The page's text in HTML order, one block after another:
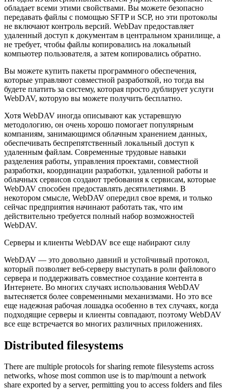
обладает всеми этими свойствами. Вы можете безопасно
передавать файлы с помощью SFTP и SCP, но эти протоколы
не включают контроль версий. WebDav предоставляет
удаленный доступ к документам в центральном хранилище, а
не требует, чтобы файлы копировались на локальный
компьютер пользователя, а затем копировались обратно.
Вы можете купить пакеты программного обеспечения,
которые управляют совместной разработкой, но тогда вы
будете платить за систему, которая просто дублирует услуги
WebDAV, которую вы можете получить бесплатно.
Хотя WebDAV иногда описывают как устаревшую
методологию, он очень хорошо помогает популярным
компаниям, занимающимся облачным хранением данных,
обеспечивать беспрепятственный локальный доступ к
удаленным файлам. Современные трудовые навыки
разделения работы, управления проектами, совместной
разработки, координации разработки, удаленной работы и
облачных сервисов создают требования к сервисам, которые
WebDAV способен предоставлять десятилетиями. В
некотором смысле, WebDAV опередил свое время, и только
сейчас предприятия начинают работать так, что им
действительно требуется полный набор возможностей
WebDAV.
Серверы и клиенты WebDAV все еще набирают силу
WebDAV — это довольно давний и устойчивый протокол,
который позволяет веб-серверу выступать в роли файлового
сервера и поддерживать совместное создание контента в
Интернете. Во многих случаях использования WebDAV
вытесняется более современными механизмами. Но это все
еще надежная рабочая лошадка особенно в тех случаях, когда
подходящие серверы и клиенты совпадают, поэтому WebDAV
все еще встречается во многих различных приложениях.
Distributed filesystems
There are multiple protocols for sharing remote filesystems across
networks, whose most common use is to map/mount a network
share exported by a server, permitting you to access folders and files